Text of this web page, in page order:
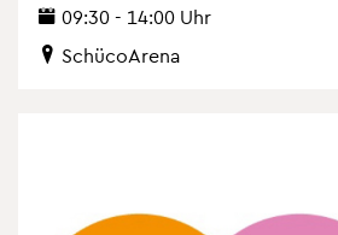
09:30 - 14:00 Uhr
Schü­co­Are­na